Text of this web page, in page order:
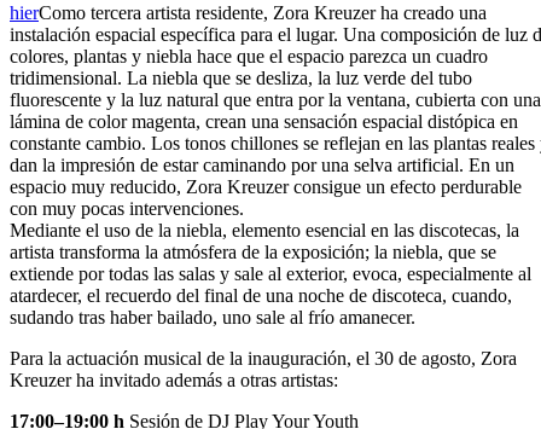
hierComo tercera artista residente, Zora Kreuzer ha creado una
instalación espacial específica para el lugar. Una composición de luz
colores, plantas y niebla hace que el espacio parezca un cuadro
tridimensional. La niebla que se desliza, la luz verde del tubo
fluorescente y la luz natural que entra por la ventana, cubierta con una
lámina de color magenta, crean una sensación espacial distópica en
constante cambio. Los tonos chillones se reflejan en las plantas reales
dan la impresión de estar caminando por una selva artificial. En un
espacio muy reducido, Zora Kreuzer consigue un efecto perdurable
con muy pocas intervenciones.
Mediante el uso de la niebla, elemento esencial en las discotecas, la
artista transforma la atmósfera de la exposición; la niebla, que se
extiende por todas las salas y sale al exterior, evoca, especialmente al
atardecer, el recuerdo del final de una noche de discoteca, cuando,
sudando tras haber bailado, uno sale al frío amanecer.
Para la actuación musical de la inauguración, el 30 de agosto, Zora
Kreuzer ha invitado además a otras artistas:
17:00–19:00 h Sesión de DJ Play Your Youth